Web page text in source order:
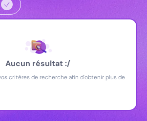
Aucun résultat :/
critères de recherche afin d'obtenir plus de